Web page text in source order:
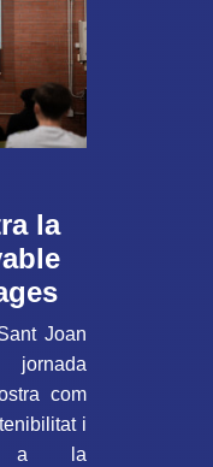
la
Joan
com
i
a la